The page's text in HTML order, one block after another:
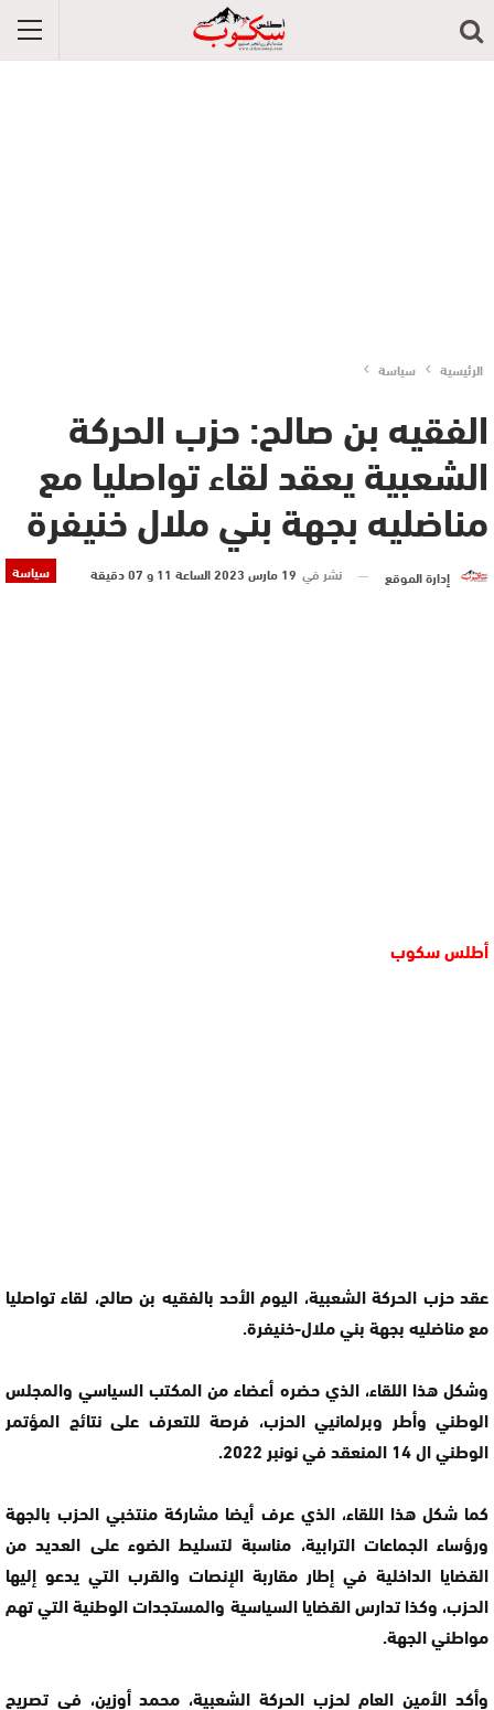
الرئيسية سياسة
الفقيه بن صالح: حزب الحركة
الشعبية يعقد لقاء تواصليا مع
مناضليه بجهة بني ملال خنيفرة
سياسة إدارة الموقع نشر في 19 مارس 2023 الساعة 11 و 07 دقيقة
أطلس سكوب
عقد حزب الحركة الشعبية، اليوم الأحد بالفقيه بن صالح، لقاء تواصليا
مع مناضليه بجهة بني ملال-خنيفرة.
وشكل هذا اللقاء، الذي حضره أعضاء من المكتب السياسي والمجلس
الوطني وأطر وبرلمانيي الحزب، فرصة للتعرف على نتائج المؤتمر
الوطني ال 14 المنعقد في نونبر 2022.
كما شكل هذا اللقاء، الذي عرف أيضا مشاركة منتخبي الحزب بالجهة
ورؤساء الجماعات الترابية، مناسبة لتسليط الضوء على العديد من
القضايا الداخلية في إطار مقاربة الإنصات والقرب التي يدعو إليها
الحزب، وكذا تدارس القضايا السياسية والمستجدات الوطنية التي تهم
مواطني الجهة.
وأكد الأمين العام لحزب الحركة الشعبية، محمد أوزين، في تصريح